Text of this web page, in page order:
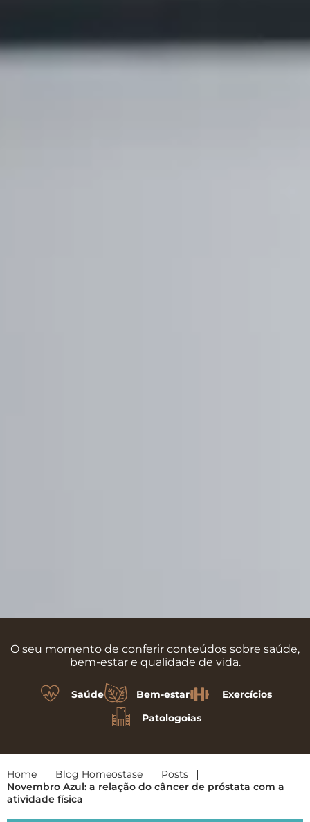
O seu momento de conferir conteúdos sobre saúde,
bem-estar e qualidade de vida.
Saúde Bem-estar
Exercícios
Patologoias
Home | Blog Homeostase | Posts |
Novembro Azul: a relação do câncer de próstata com a
atividade física